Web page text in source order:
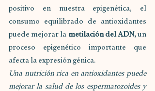
positivo en nuestra epigenética, el
consumo equilibrado de antioxidantes
puede mejorar la metilación del ADN, un
proceso epigenético importante que
afecta la expresión génica.
Una nutrición rica en antioxidantes puede
mejorar la salud de los espermatozoides y